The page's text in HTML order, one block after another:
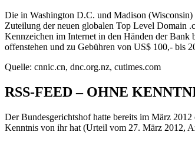
Die in Washington D.C. und Madison
Zuteilung der neuen globalen Top Level Domain
Kennzeichen im Internet in den Händen der
offenstehen und zu Gebühren von US$ 100,- bis
Quelle: cnnic.cn, dnc.org.nz, cutimes.com
RSS-FEED – OHNE
Der Bundesgerichtshof hatte bereits im März
Kenntnis von ihr hat (Urteil vom 27. März 2012,